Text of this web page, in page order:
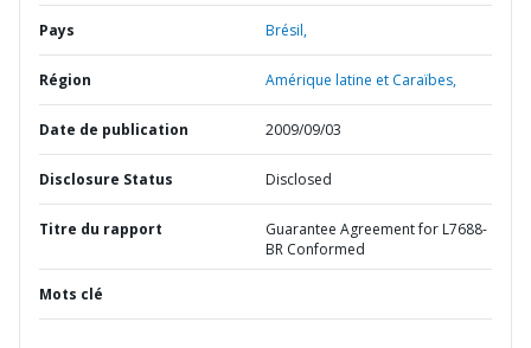
Pays Brésil,
Région Amérique latine et Caraïbes,
Date de publication 2009/09/03
Disclosure Status Disclosed
Titre du rapport
Guarantee Agreement for L7688-
BR Conformed
Mots clé